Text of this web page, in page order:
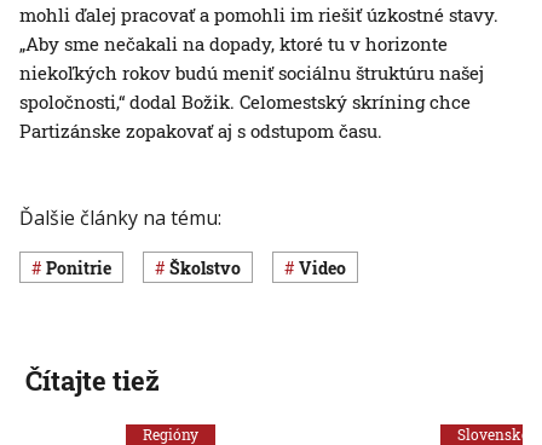
mohli ďalej pracovať a pomohli im riešiť úzkostné stavy.
„Aby sme nečakali na dopady, ktoré tu v horizonte
niekoľkých rokov budú meniť sociálnu štruktúru našej
spoločnosti,“ dodal Božik. Celomestský skríning chce
Partizánske zopakovať aj s odstupom času.
Ďalšie články na tému:
Ponitrie Školstvo Video
Čítajte tiež
Regióny Slovensko